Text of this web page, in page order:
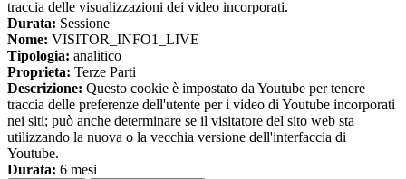
traccia delle visualizzazioni dei video incorporati.
Durata: Sessione
Nome: VISITOR_INFO1_LIVE
Tipologia: analitico
Proprieta: Terze Parti
Descrizione: Questo cookie è impostato da Youtube per tenere
traccia delle preferenze dell'utente per i video di Youtube incorporati
nei siti; può anche determinare se il visitatore del sito web sta
utilizzando la nuova o la vecchia versione dell'interfaccia di
Youtube.
Durata: 6 mesi